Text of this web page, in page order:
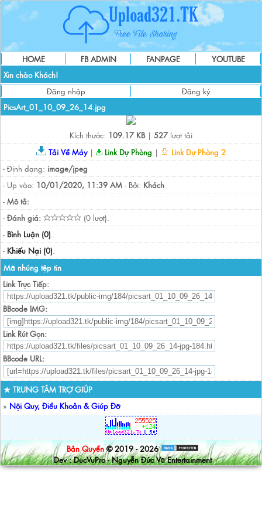
HOME FB ADMIN FANPAGE
YOUTUBE
Xin chào Khách!
Đăng nhập
Đăng ký
PicsArt_01_10_09_26_14.jpg
Kích thước: 109.17 KB| 527lượt tải
Tải Về Máy| Link Dự Phòng |
Link Dự Phòng 2
- Định dạng: image/jpeg
- Up vào: 10/01/2020, 11:39 AM - Bởi: Khách
- Mô tả:
- Đánh giá:
(0 lượt).
- Bình Luận (0).
- Khiếu Nại (0).
Mã nhúng tệp tin
Link Trực Tiếp:
BBcode IMG:
Link Rút Gọn:
BBcode URL:
★ TRUNG TÂM TRỢ GIÚP
» Nội Quy, Điều Khoản & Giúp Đỡ
Bản Quyền © 2019 - 2026
Dev : DucVuPro - Nguyễn Đức Vũ Entertainment